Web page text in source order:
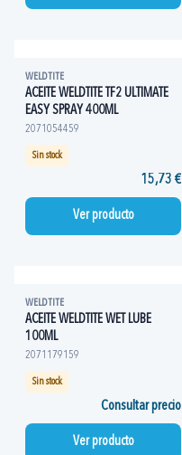
WELDTITE
ACEITE WELDTITE TF2 ULTIMATE
EASY SPRAY 400ML
2071054459
Sin stock
15,73 €
Ver producto
WELDTITE
ACEITE WELDTITE WET LUBE
100ML
2071179159
Sin stock
Consultar precio
Ver producto